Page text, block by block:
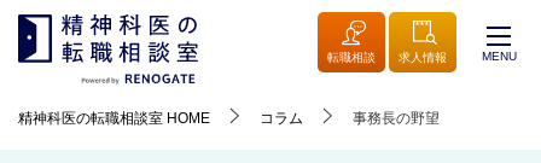
転職相談 求人情報 MENU
精神科医の転職相談室 HOME コラム 事務長の野望